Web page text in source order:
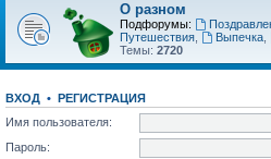
О разном
Подфорумы:
Путешествия
Выпечка,
Темы: 2720
ВХОД • РЕГИСТРАЦИЯ
Имя пользователя:
Пароль: